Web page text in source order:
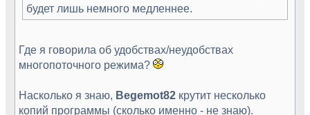
будет лишь немного медленнее.
Где я говорила об удобствах/неудобствах
многопоточного режима?
Насколько я знаю, Begemot82 крутит несколько
копий программы (сколько именно - не знаю).